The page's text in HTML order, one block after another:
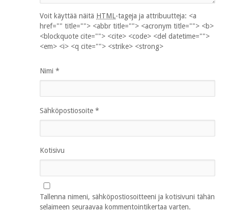
Voit käyttää näitä HTML-tageja ja attribuutteja: <a
href="" title=""> <abbr title=""> <acronym title=""> <b>
<blockquote cite=""> <cite> <code> <del datetime="">
<em> <i> <q cite=""> <strike> <strong>
Nimi *
Sähköpostiosoite *
Kotisivu
Tallenna nimeni, sähköpostiosoitteeni ja kotisivuni tähän
selaimeen seuraavaa kommentointikertaa varten.